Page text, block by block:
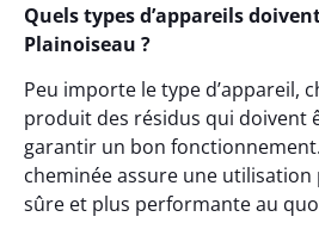
Quels types d’appareils
Plainoiseau ?
Peu importe le type d’appareil,
produit des résidus qui doivent
garantir un bon
cheminée assure une
sûre et plus performante au